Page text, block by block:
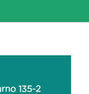
135-2